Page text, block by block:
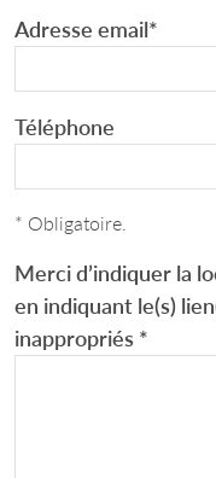
Adresse email*
Téléphone
* Obligatoire.
Merci d’indiquer la
en indiquant le(s)
inappropriés *